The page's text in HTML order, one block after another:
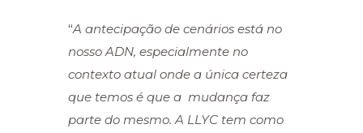
“A antecipação de cenários está no
nosso ADN, especialmente no
contexto atual onde a única certeza
que temos é que a mudança faz
parte do mesmo. A LLYC tem como